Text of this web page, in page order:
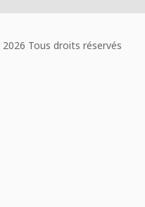
2026 Tous droits réservés